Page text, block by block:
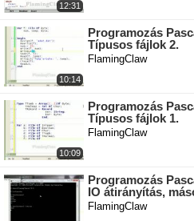
12:31
10:14
Programozás
Típusos fájlok 2.
FlamingClaw
10:09
Programozás
Típusos fájlok 1.
FlamingClaw
Programozás
IO átirányítás,
FlamingClaw